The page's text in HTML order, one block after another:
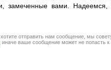
замеченные вами.
отправить нам сообщение, мы
, иначе ваше сообщение может не попасть к